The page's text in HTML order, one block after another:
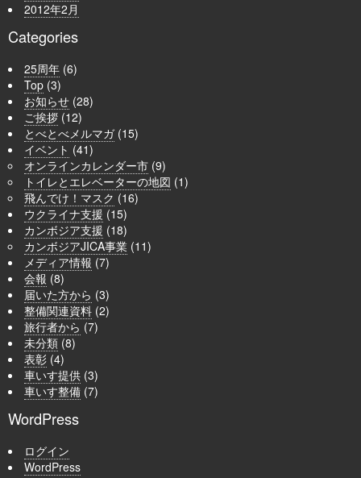
2012年2月
Categories
25周年 (6)
Top (3)
お知らせ (28)
ご挨拶 (12)
とべとべメルマガ(15)
イベント (41)
オンラインカレンダー市 (9)
トイレとエレベーターの地図 (1)
飛んでけ！マスク (16)
ウクライナ支援 (15)
カンボジア支援 (18)
カンボジアJICA事業 (11)
メディア情報 (7)
会報 (8)
届いた方から (3)
整備関連資料 (2)
旅行者から (7)
未分類 (8)
表彰 (4)
車いす提供 (3)
車いす整備 (7)
WordPress
ログイン
WordPress